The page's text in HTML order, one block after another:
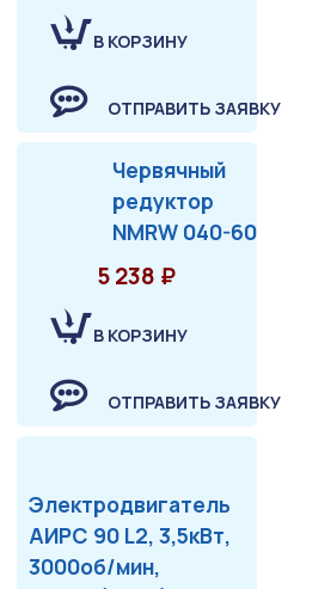
В КОРЗИНУ
ОТПРАВИТЬ ЗАЯВКУ
Червячный
редуктор
NMRW 040-60
5 238 ₽
В КОРЗИНУ
ОТПРАВИТЬ ЗАЯВКУ
Электродвигатель
АИРС 90 L2, 3,5кВт,
3000об/мин,